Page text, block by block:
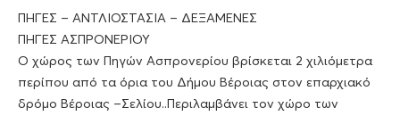
ΠΗΓΕΣ – ΑΝΤΛΙΟΣΤΑΣΙΑ – ΔΕΞΑΜΕΝΕΣ
ΠΗΓΕΣ ΑΣΠΡΟΝΕΡΙΟΥ
Ο χώρος των Πηγών Ασπρονερίου βρίσκεται 2 χιλιόμετρα
περίπου από τα όρια του Δήμου Βέροιας στον επαρχιακό
δρόμο Βέροιας –Σελίου..Περιλαμβάνει τον χώρο των